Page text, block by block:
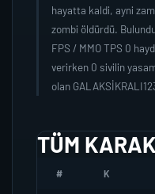
hayatta kaldi, ayni
zombi öldürdü.
FPS / MMO TPS 0
verirken 0 sivilin
olan
TÜM
# K